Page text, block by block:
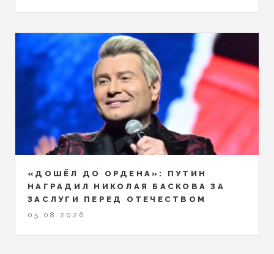
«ДОШЁЛ ДО ОРДЕНА»: ПУТИН
НАГРАДИЛ НИКОЛАЯ БАСКОВА ЗА
ЗАСЛУГИ ПЕРЕД ОТЕЧЕСТВОМ
05.08.2026